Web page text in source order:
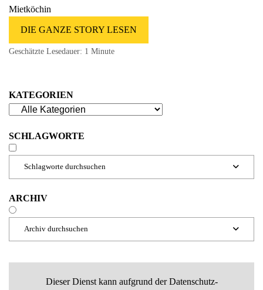
Mietköchin
DIE GANZE STORY LESEN
Geschätzte Lesedauer: 1 Minute
KATEGORIEN
SCHLAGWORTE
Schlagworte durchsuchen 
ARCHIV
Archiv durchsuchen 
Dieser Dienst kann aufgrund der Datenschutz-